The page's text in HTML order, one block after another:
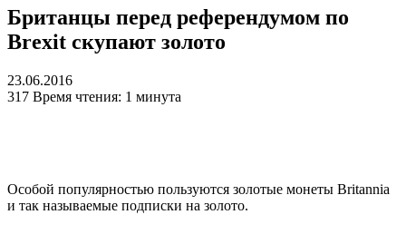
Британцы перед референдумом по
Brexit скупают золото
23.06.2016
317 Время чтения: 1 минута
Особой популярностью пользуются золотые монеты Britanniа
и так называемые подписки на золото.